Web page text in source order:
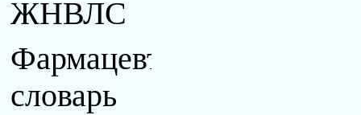
ЖНВЛС
Фармацевтический
словарь